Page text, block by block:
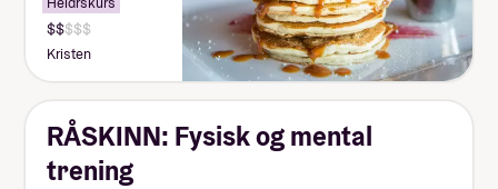
Pris:
125
140
000
kr
Kristen
RÅSKINN: Fysisk og mental
trening